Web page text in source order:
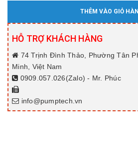
THÊM VÀO GIỎ
HỖ TRỢ KHÁCH HÀNG
74 Trịnh Đình Thảo, Phường Tân
Minh, Việt Nam
0909.057.026(Zalo) - Mr. Phúc
info@pumptech.vn